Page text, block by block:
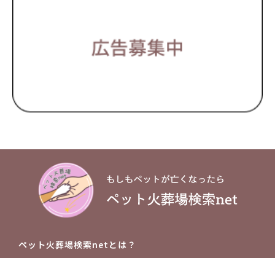
ペット火葬場検索netとは？